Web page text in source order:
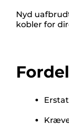
Nyd
kobler for